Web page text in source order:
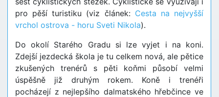
pro pěší turistiku (viz článek: Cesta na nejvyšší
vrchol ostrova - horu Sveti Nikola).
Do okolí Starého Gradu si lze vyjet i na koni.
Zdejší jezdecká škola je tu celkem nová, ale pětice
zkušených trenérů s pěti koňmi působí velmi
úspěšně již druhým rokem. Koně i trenéři
pocházejí z nejlepšího dalmatského hřebčince ve